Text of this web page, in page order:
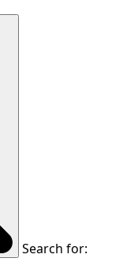
Search for: